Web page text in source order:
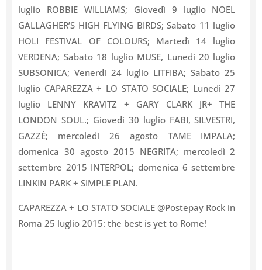
luglio ROBBIE WILLIAMS; Giovedì 9 luglio NOEL
GALLAGHER’S HIGH FLYING BIRDS; Sabato 11 luglio
HOLI FESTIVAL OF COLOURS; Martedì 14 luglio
VERDENA; Sabato 18 luglio MUSE, Lunedì 20 luglio
SUBSONICA; Venerdì 24 luglio LITFIBA; Sabato 25
luglio CAPAREZZA + LO STATO SOCIALE; Lunedì 27
luglio LENNY KRAVITZ + GARY CLARK JR+ THE
LONDON SOUL.; Giovedì 30 luglio FABI, SILVESTRI,
GAZZÈ; mercoledì 26 agosto TAME IMPALA;
domenica 30 agosto 2015 NEGRITA; mercoledì 2
settembre 2015 INTERPOL; domenica 6 settembre
LINKIN PARK + SIMPLE PLAN.
CAPAREZZA + LO STATO SOCIALE @Postepay Rock in
Roma 25 luglio 2015: the best is yet to Rome!